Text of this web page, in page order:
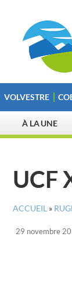
VOLVESTRE
À LA UNE
UCF
ACCUEIL »
29 novembre